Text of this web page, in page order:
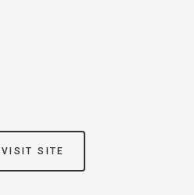
VISIT SITE